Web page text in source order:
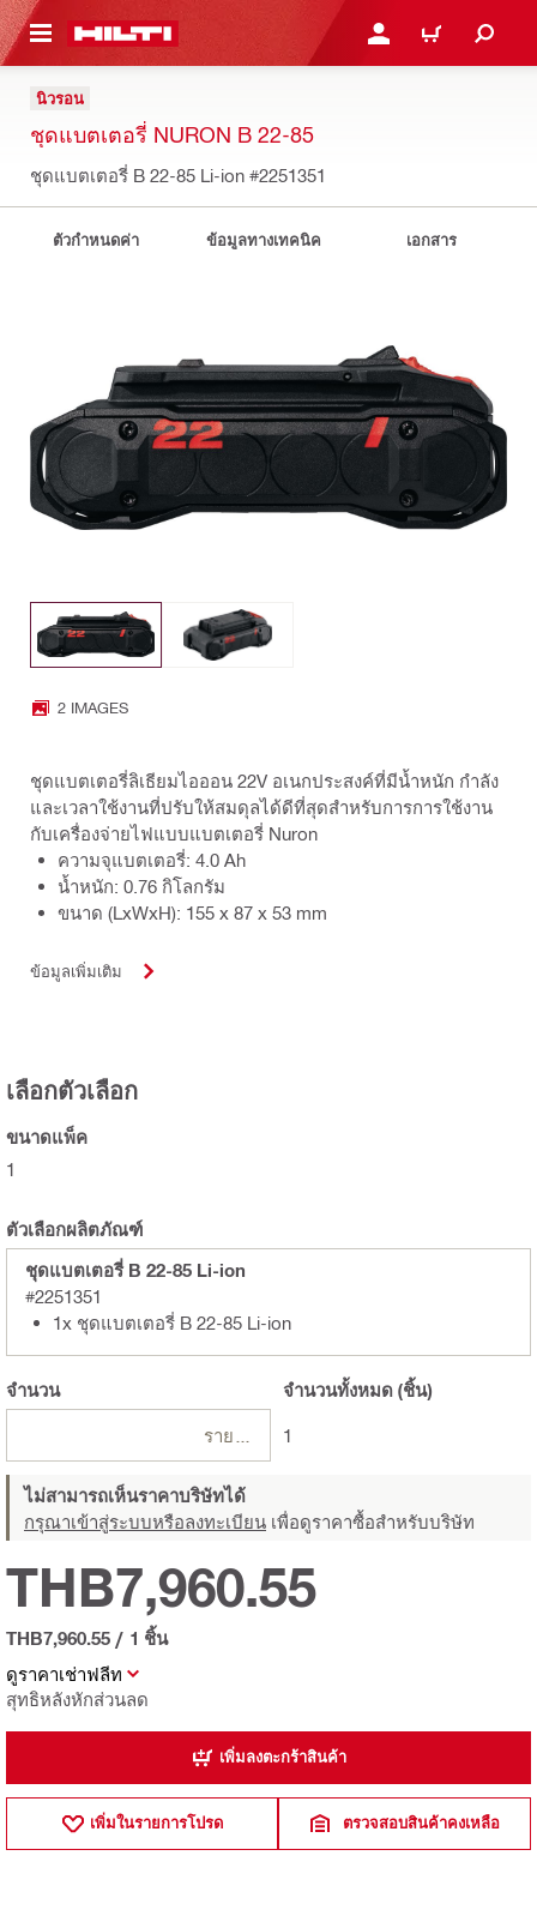
CONTENT เข้าสู่ระบบหรือลงทะเบียนเ
ตะกร้าสินค้า
นิวรอน
ชุดแบตเตอรี่ NURON B 22-85
ชุดแบตเตอรี่ B 22-85 Li-ion #2251351
ตัวกำหนดค่า ข้อมูลทางเทคนิค เอกสาร
2 IMAGES
ชุดแบตเตอรี่ลิเธียมไอออน 22V อเนกประสงค์ที่มีน้ำหนัก กำลัง
และเวลาใช้งานที่ปรับให้สมดุลได้ดีที่สุดสำหรับการการใช้งาน
กับเครื่องจ่ายไฟแบบแบตเตอรี่ Nuron
ความจุแบตเตอรี่: 4.0 Ah
น้ำหนัก: 0.76 กิโลกรัม
ขนาด (LxWxH): 155 x 87 x 53 mm
ข้อมูลเพิ่มเติม
เลือกตัวเลือก
ขนาดแพ็ค
1
ตัวเลือกผลิตภัณฑ์
ชุดแบตเตอรี่ B 22-85 Li-ion
#2251351
1x ชุดแบตเตอรี่ B 22-85 Li-ion
จำนวน จำนวนทั้งหมด (ชิ้น)
1
ไม่สามารถเห็นราคาบริษัทได้
กรุณาเข้าสู่ระบบหรือลงทะเบียน เพื่อดูราคาซื้อสำหรับบริษัท
ดูราคาเช่าฟลีท
สุทธิหลังหักส่วนลด
THB7,960.55
THB7,960.55 / 1 ชิ้น
เพิ่มลงตะกร้าสินค้า
เพิ่มในรายการโปรด ตรวจสอบสินค้าคงเหลือ